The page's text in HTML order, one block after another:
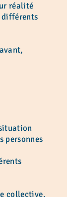
réalité
différents
personnes
collective,